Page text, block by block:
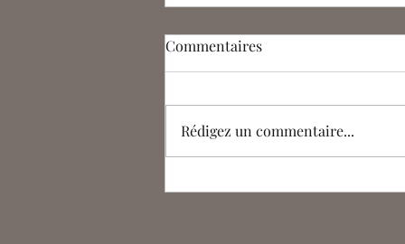
Commentaires
Rédigez un commentaire...